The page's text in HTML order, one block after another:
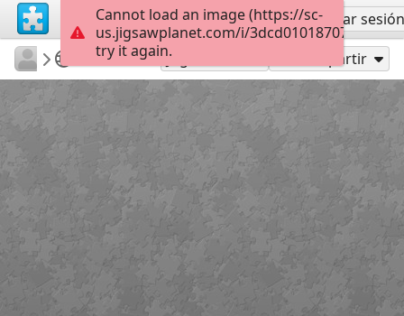
Regístrate Iniciar sesión
vetasouΆΝΟΙΞΗ
Miro 24Jugar como Compartir
Cannot load an image (https://sc-
us.jigsawplanet.com/i/
try it again.